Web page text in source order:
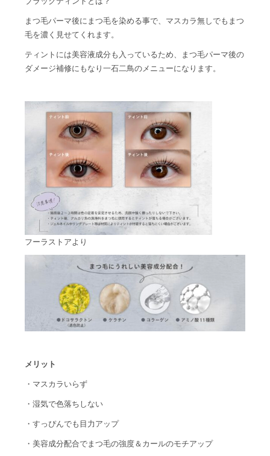
まつ毛パーマ後にまつ毛を染める事で、マスカラ無しでもまつ
毛を濃く見せてくれます。
ティントには美容液成分も入っているため、まつ毛パーマ後の
ダメージ補修にもなり一石二鳥のメニューになります。
フーラストアより
メリット
・マスカラいらず
・湿気で色落ちしない
・すっぴんでも目力アップ
・美容成分配合でまつ毛の強度＆カールのモチアップ